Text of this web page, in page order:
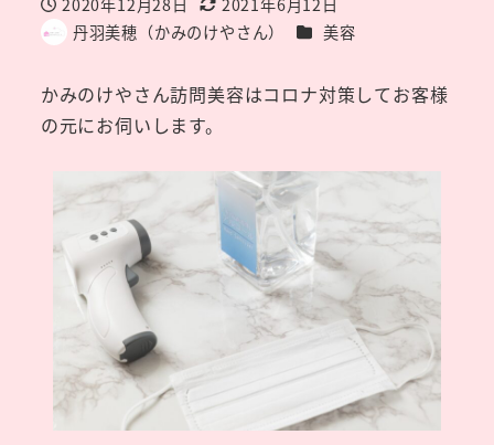
投稿日 更新日
著
丹羽美穂（かみのけやさん） カテゴリー
美容
かみのけやさん訪問美容はコロナ対策してお客様
の元にお伺いします。